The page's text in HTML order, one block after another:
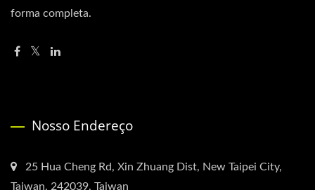
forma completa.
Nosso Endereço
25 Hua Cheng Rd, Xin Zhuang Dist, New Taipei City,
Taiwan, 242039, Taiwan